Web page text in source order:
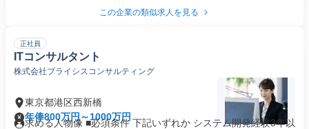
この企業の類似求人を見る
正社員
ITコンサルタント
株式会社ブライシスコンサルティング
東京都港区西新橋
年俸800万円～1000万円
求める人物像 ■必須条件 下記いずれか システム開発経験3年以